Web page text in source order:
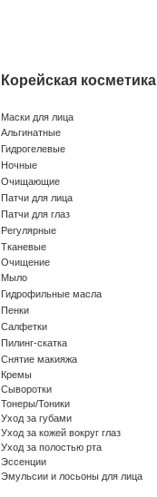
Корейская косметика
Маски для лица
Альгинатные
Гидрогелевые
Ночные
Очищающие
Патчи для лица
Патчи для глаз
Регулярные
Тканевые
Очищение
Мыло
Гидрофильные масла
Пенки
Салфетки
Пилинг-скатка
Снятие макияжа
Кремы
Сыворотки
Тонеры/Тоники
Уход за губами
Уход за кожей вокруг глаз
Уход за полостью рта
Эссенции
Эмульсии и лосьоны для лица